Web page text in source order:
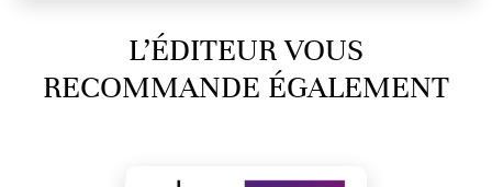
L’ÉDITEUR VOUS
RECOMMANDE ÉGALEMENT